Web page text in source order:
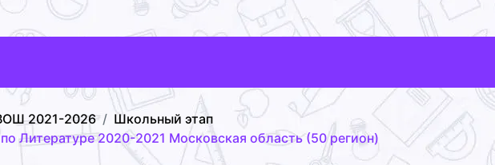
2021-2026
Школьный этап
Литературе 2020-2021 Московская область (50 регион)